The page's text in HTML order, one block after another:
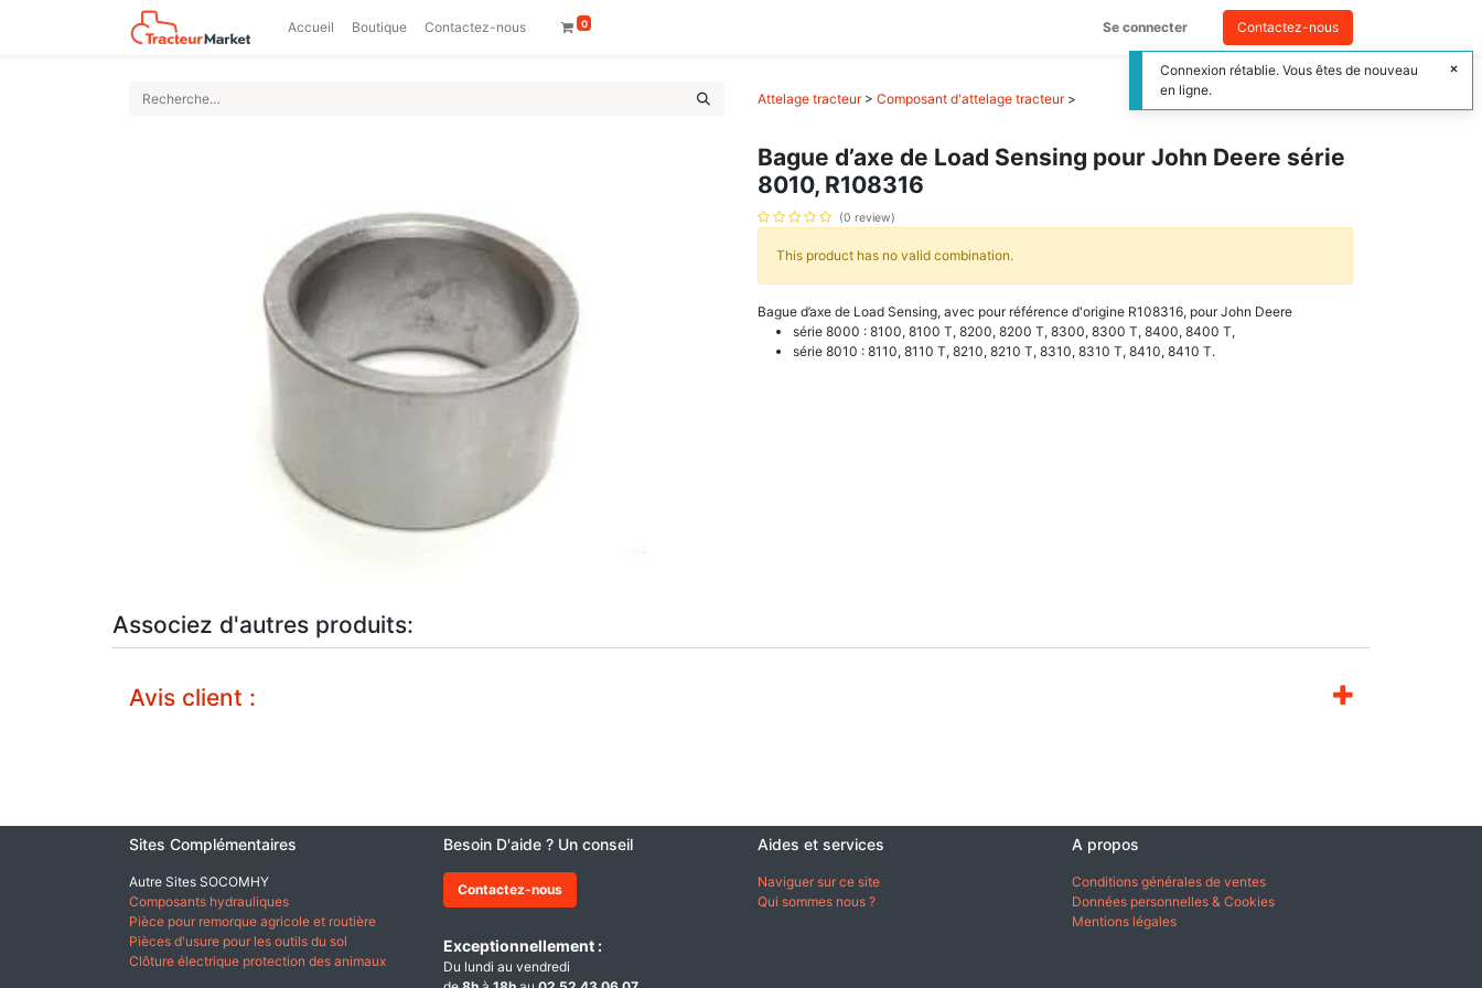
Accueil Boutique Contactez-nous 0 Se connecter Contactez-nous
Attelage tracteur> Composant d'attelage tracteur>
Bague d’axe de Load Sensing pour John Deere série
8010, R108316
(0 review)
This product has no valid combination.
Bague d’axe de Load Sensing, avec pour référence d'origine R108316, pour John Deere
série 8000 : 8100, 8100 T, 8200, 8200 T, 8300, 8300 T, 8400, 8400 T,
série 8010 : 8110, 8110 T, 8210, 8210 T, 8310, 8310 T, 8410, 8410 T.
Associez d'autres produits:
Avis client :
Sites Complémentaires
Autre Sites SOCOMHY
Composants hydrauliques
Pièce pour remorque agricole et routière
Pièces d'usure pour les outils du sol
Clôture électrique protection des animaux
Besoin D'aide ? Un conseil
Contactez-nous
Exceptionnellement :
Du lundi au vendredi
Aides et services
Naviguer sur ce site
Qui sommes nous ?
A propos
Conditions générales de ventes
Données personnelles & Cookies
Mentions légales
Connexion rétablie. Vous êtes de nouveau
en ligne.